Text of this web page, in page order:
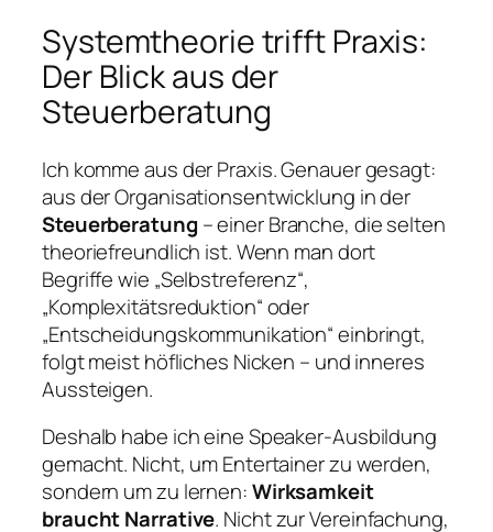
Systemtheorie trifft Praxis:
Der Blick aus der
Steuerberatung
Ich komme aus der Praxis. Genauer gesagt:
aus der Organisationsentwicklung in der
Steuerberatung – einer Branche, die selten
theoriefreundlich ist. Wenn man dort
Begriffe wie „Selbstreferenz“,
„Komplexitätsreduktion“ oder
„Entscheidungskommunikation“ einbringt,
folgt meist höfliches Nicken – und inneres
Aussteigen.
Deshalb habe ich eine Speaker-Ausbildung
gemacht. Nicht, um Entertainer zu werden,
sondern um zu lernen:Wirksamkeit
braucht Narrative. Nicht zur Vereinfachung,